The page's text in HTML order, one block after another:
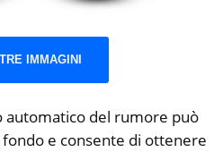
IMMAGINI
automatico del rumore può
e consente di ottenere